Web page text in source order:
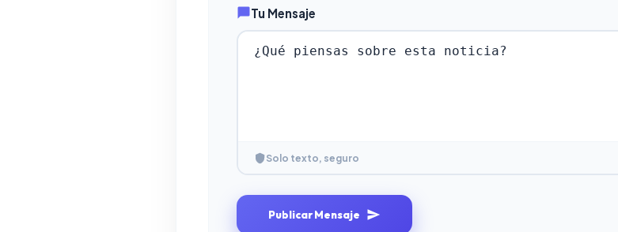
Tu Mensaje
Solo texto, seguro
Publicar Mensaje